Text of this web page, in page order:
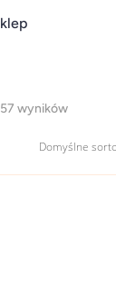
wyników